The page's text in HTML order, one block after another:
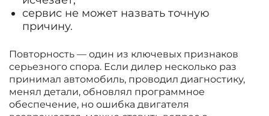
сервис не может назвать точную
причину.
Повторность — один из ключевых признаков
серьезного спора. Если дилер несколько раз
принимал автомобиль, проводил диагностику,
менял детали, обновлял программное
обеспечение, но ошибка двигателя